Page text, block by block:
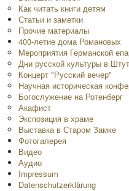
Как читать книги детям
Статьи и заметки
Прочие материалы
400-летие дома Романовых
Мероприятия Германской
Дни русской культуры в
Концерт "Русский вечер"
Научная историческая
Богослужение на Ротенберг
Акафист
Экспозиция в храме
Выставка в Старом Замке
Фотогалерея
Видео
Аудио
Impressum
Datenschutzerklärung